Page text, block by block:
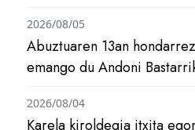
Abuztuaren 13an
emango du Andoni
2026/08/05
Karela kiroldegia itxita
2026/08/04